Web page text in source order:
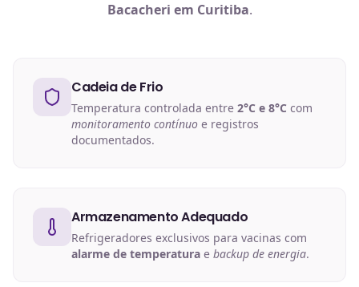
Bacacheri em Curitiba.
Cadeia de Frio
Temperatura controlada entre 2°C e 8°C com
monitoramento contínuo e registros
documentados.
Armazenamento Adequado
Refrigeradores exclusivos para vacinas com
alarme de temperatura e backup de energia.